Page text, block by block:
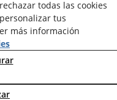
todas las cookies
tus
más información